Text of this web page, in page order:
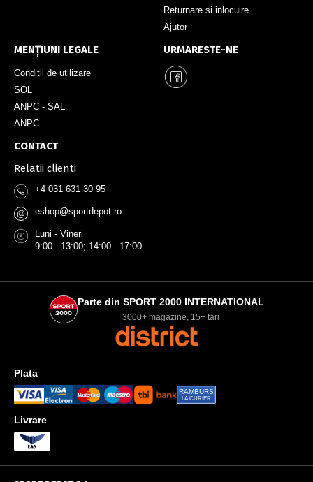
Returnare si inlocuire
Ajutor
MENȚIUNI LEGALE
Conditii de utilizare
SOL
ANPC - SAL
ANPC
URMARESTE-NE
CONTACT
Relatii clienti
+4 031 631 30 95
@ eshop@sportdepot.ro
Luni - Vineri
9:00 - 13:00; 14:00 - 17:00
Parte din SPORT 2000 INTERNATIONAL
3000+ magazine, 15+ tari
Plata
RAMBURS
LA CURIER
Livrare